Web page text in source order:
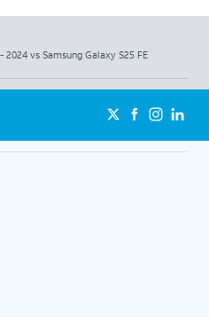
vs Samsung Galaxy S25 FE